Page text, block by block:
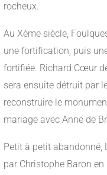
rocheux.
Au Xème siècle,
une fortification, puis
fortifiée. Richard Cœur
sera ensuite détruit par
reconstruire le
mariage avec Anne de
Petit à petit abandonné,
par Christophe Baron